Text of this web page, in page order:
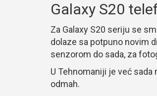
Galaxy S20
Za Galaxy S20 seriju se
dolaze sa potpuno novim
senzorom do sada, za
U Tehnomaniji je već
odmah.